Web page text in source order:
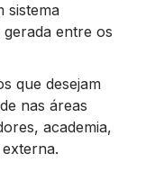
sistema
entre os
que desejam
nas áreas
academia,